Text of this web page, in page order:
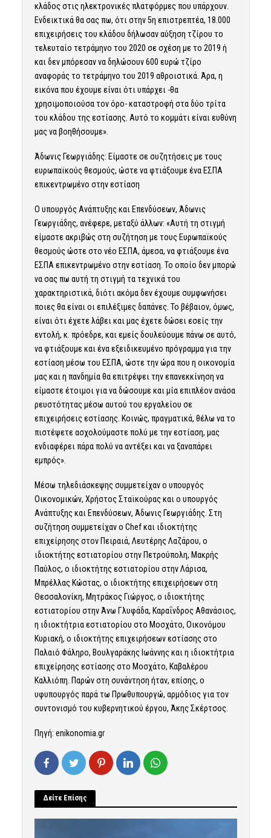
κλάδος στις ηλεκτρονικές πλατφόρμες που υπάρχουν.
Ενδεικτικά θα σας πω, ότι στην 5η επιστρεπτέα, 18.000
επιχειρήσεις του κλάδου δήλωσαν αύξηση τζίρου το
τελευταίο τετράμηνο του 2020 σε σχέση με το 2019 ή
και δεν μπόρεσαν να δηλώσουν 600 ευρώ τζίρο
αναφοράς το τετράμηνο του 2019 αθροιστικά. Άρα, η
εικόνα που έχουμε είναι ότι υπάρχει -θα
χρησιμοποιούσα τον όρο- καταστροφή στα δύο τρίτα
του κλάδου της εστίασης. Αυτό το κομμάτι είναι ευθύνη
μας να βοηθήσουμε».
Άδωνις Γεωργιάδης: Είμαστε σε συζητήσεις με τους
ευρωπαϊκούς θεσμούς, ώστε να φτιάξουμε ένα ΕΣΠΑ
επικεντρωμένο στην εστίαση
Ο υπουργός Ανάπτυξης και Επενδύσεων, Άδωνις
Γεωργιάδης, ανέφερε, μεταξύ άλλων: «Αυτή τη στιγμή
είμαστε ακριβώς στη συζήτηση με τους Ευρωπαϊκούς
θεσμούς ώστε στο νέο ΕΣΠΑ, άμεσα, να φτιάξουμε ένα
ΕΣΠΑ επικεντρωμένο στην εστίαση. Το οποίο δεν μπορώ
να σας πω αυτή τη στιγμή τα τεχνικά του
χαρακτηριστικά, διότι ακόμα δεν έχουμε συμφωνήσει
ποιες θα είναι οι επιλέξιμες δαπάνες. Το βέβαιον, όμως,
είναι ότι έχετε λάβει και μας έχετε δώσει εσείς την
εντολή, κ. πρόεδρε, και εμείς δουλεύουμε πάνω σε αυτό,
να φτιάξουμε και ένα εξειδικευμένο πρόγραμμα για την
εστίαση μέσω του ΕΣΠΑ, ώστε την ώρα που η οικονομία
μας και η πανδημία θα επιτρέψει την επανεκκίνηση να
είμαστε έτοιμοι για να δώσουμε και μία επιπλέον ανάσα
ρευστότητας μέσω αυτού του εργαλείου σε
επιχειρήσεις εστίασης. Κοινώς, πραγματικά, θέλω να το
πιστέψετε ασχολούμαστε πολύ με την εστίαση, μας
ενδιαφέρει πάρα πολύ να αντέξει και να ξαναπάρει
εμπρός».
Μέσω τηλεδιάσκεψης συμμετείχαν ο υπουργός
Οικονομικών, Χρήστος Σταϊκούρας και ο υπουργός
Ανάπτυξης και Επενδύσεων, Άδωνις Γεωργιάδης. Στη
συζήτηση συμμετείχαν ο Chef και ιδιοκτήτης
επιχείρησης στον Πειραιά, Λευτέρης Λαζάρου, ο
ιδιοκτήτης εστιατορίου στην Πετρούπολη, Μακρής
Παύλος, ο ιδιοκτήτης εστιατορίου στην Λάρισα,
Μπρέλλας Κώστας, ο ιδιοκτήτης επιχειρήσεων στη
Θεσσαλονίκη, Μητράκος Γιώργος, ο ιδιοκτήτης
εστιατορίου στην Άνω Γλυφάδα, Καραΐνδρος Αθανάσιος,
η ιδιοκτήτρια εστιατορίου στο Μοσχάτο, Οικονόμου
Κυριακή, ο ιδιοκτήτης επιχειρήσεων εστίασης στο
Παλαιό Φάληρο, Βουλγαράκης Ιωάννης και η ιδιοκτήτρια
επιχείρησης εστίασης στο Μοσχάτο, Καβαλέρου
Καλλιόπη. Παρών στη συνάντηση ήταν, επίσης, ο
υφυπουργός παρά τω Πρωθυπουργώ, αρμόδιος για τον
συντονισμό του κυβερνητικού έργου, Άκης Σκέρτσος.
Πηγή: enikonomia.gr
Δείτε Επίσης